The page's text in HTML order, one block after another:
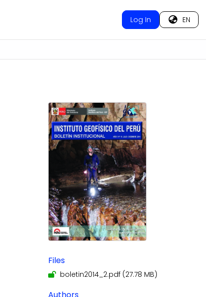
Log In EN
Files
boletin2014_2.pdf (27.78 MB)
Authors